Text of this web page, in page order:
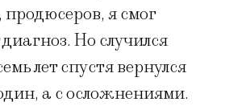
продюсеров, я смог
Но случился
лет спустя вернулся
а с осложнениями.